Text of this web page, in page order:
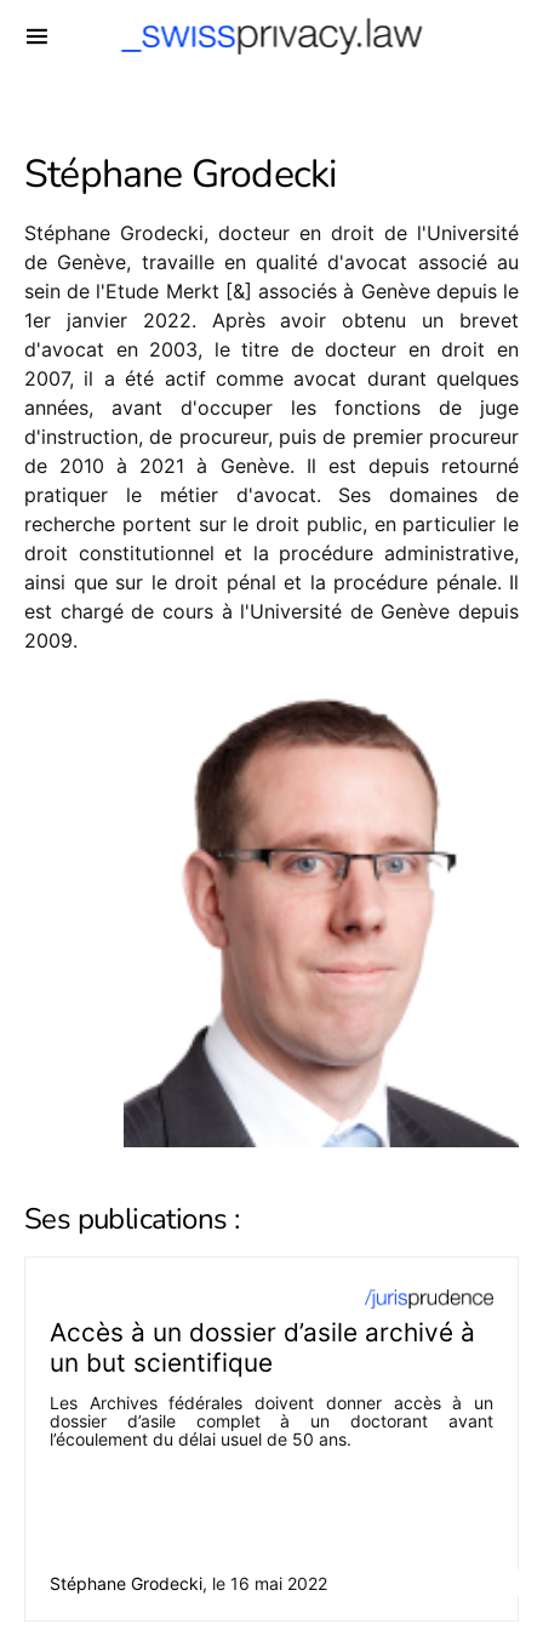
Stéphane Grodecki
Stéphane Grodecki, docteur en droit de l'Université
de Genève, travaille en qualité d'avocat associé au
sein de l'Etude Merkt [&] associés à Genève depuis le
1er janvier 2022. Après avoir obtenu un brevet
d'avocat en 2003, le titre de docteur en droit en
2007, il a été actif comme avocat durant quelques
années, avant d'occuper les fonctions de juge
d'instruction, de procureur, puis de premier procureur
de 2010 à 2021 à Genève. Il est depuis retourné
pratiquer le métier d'avocat. Ses domaines de
recherche portent sur le droit public, en particulier le
droit constitutionnel et la procédure administrative,
ainsi que sur le droit pénal et la procédure pénale. Il
est chargé de cours à l'Université de Genève depuis
2009.
Ses publications :
Accès à un dossier d’asile archivé à
un but scientifique
Les Archives fédérales doivent donner accès à un
dossier d’asile complet à un doctorant avant
l’écoulement du délai usuel de 50 ans.
Stéphane Grodecki, le 16 mai 2022